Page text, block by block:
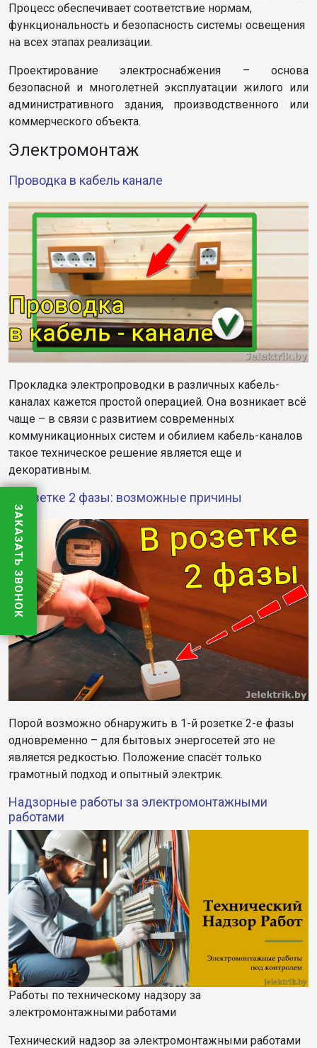
Процесс обеспечивает соответствие нормам,
функциональность и безопасность системы освещения
на всех этапах реализации.
Проектирование электроснабжения – основа
безопасной и многолетней эксплуатации жилого или
административного здания, производственного или
коммерческого объекта.
Электромонтаж
Проводка в кабель канале
Прокладка электропроводки в различных кабель-
каналах кажется простой операцией. Она возникает всё
чаще – в связи с развитием современных
коммуникационных систем и обилием кабель-каналов
такое техническое решение является еще и
декоративным.
В розетке 2 фазы: возможные причины
Порой возможно обнаружить в 1-й розетке 2-е фазы
одновременно – для бытовых энергосетей это не
является редкостью. Положение спасёт только
грамотный подход и опытный электрик.
Надзорные работы за электромонтажными
работами
Работы по техническому надзору за
электромонтажными работами
Технический надзор за электромонтажными работами
ЗАКАЗАТЬ ЗВОНОК